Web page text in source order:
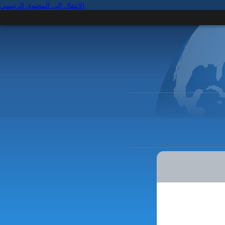
الانتقال إلى المحتوى الرئيسي